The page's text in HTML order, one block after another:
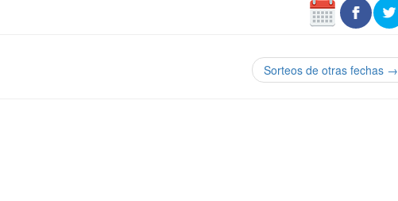
Sorteos de otras fechas →